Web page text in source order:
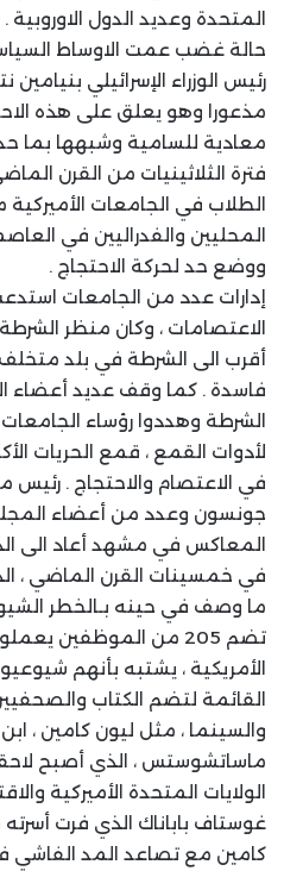
المتحدة وعديد الدول الاوروبية .
حالة غضب عمت الاوساط
رئيس الوزراء الإسرائيلي
مذعورا وهو يعلق على هذه
معادية للسامية وشبهها بما
فترة الثلاثينيات من القرن
الطلاب في الجامعات الأميركية
المحليين والفدراليين في
ووضع حد لحركة الاحتجاج .
إدارات عدد من الجامعات
الاعتصامات ، وكان منظر
أقرب الى الشرطة في بلد
فاسدة . كما وقف عديد أعضاء
الشرطة وهددوا رؤساء
لأدوات القمع ، قمع الحريات
في الاعتصام والاحتجاج . رئيس
جونسون وعدد من أعضاء
المعاكس في مشهد أعاد الى
في خمسينات القرن الماضي
ما وصف في حينه بـالخطر
تضم 205 من الموظفين
الأمريكية ، يشتبه بأنهم
القائمة لتضم الكتاب
والسينما ، مثل ليون كامين ،
ماساتشوستس ، الذي أصبح
الولايات المتحدة الأميركية
غوستاف باباناك الذي فرت
كامين مع تصاعد المد الفاشي